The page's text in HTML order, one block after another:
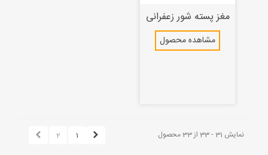
مغز پسته شور زعفرانی
مشاهده محصول
1
2 نمایش 31 - 33 از 33 محصول